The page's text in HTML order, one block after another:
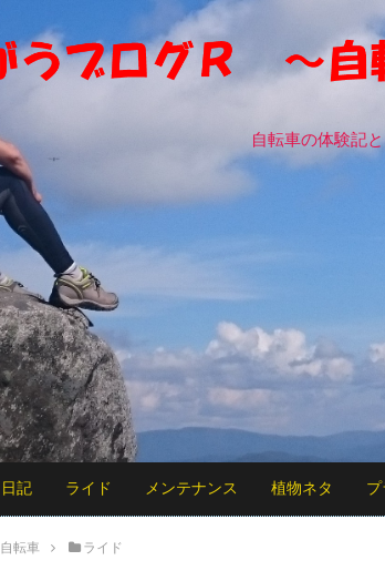
自転車の体験記
日記 ライド メンテナンス 植物ネタ
自転車 ライド